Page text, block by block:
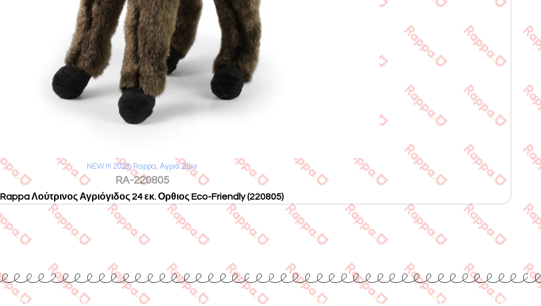
NEW !!! 2023, Rappa Αγρια Ζώα
RA-220805
Rappa Λούτρινος Αγριόγιδος 24 εκ. Ορθιος Eco-Friendly (220805)
Επικοινωνία www.collecta.gr www.rappa.gr Αποκλειστικός